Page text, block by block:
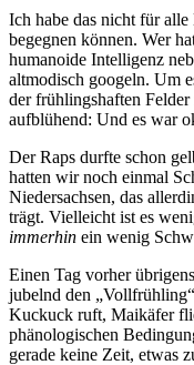
Ich habe das nicht für
begegnen können. Wer
humanoide Intelligenz
altmodisch googeln. Um
der frühlingshaften
aufblühend: Und es war
Der Raps durfte schon
hatten wir noch einmal
Niedersachsen, das
trägt. Vielleicht ist es
immerhin ein wenig
Einen Tag vorher
jubelnd den
Kuckuck ruft, Maikäfer
phänologischen
gerade keine Zeit, etwas